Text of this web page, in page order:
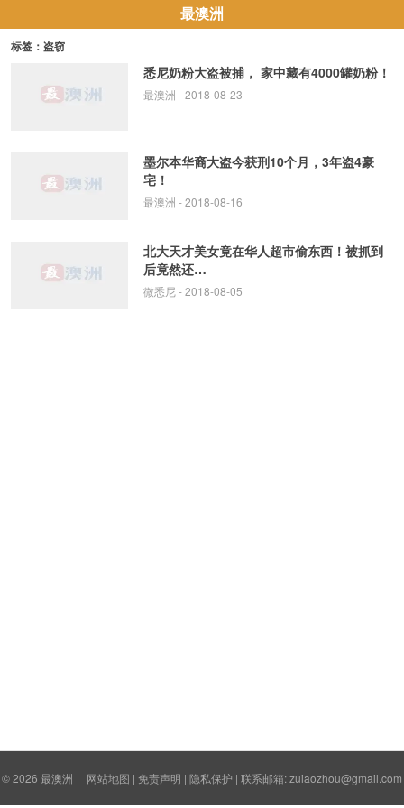
最澳洲
标签：盗窃
悉尼奶粉大盗被捕， 家中藏有4000罐奶粉！
最澳洲 - 2018-08-23
墨尔本华裔大盗今获刑10个月，3年盗4豪
宅！
最澳洲 - 2018-08-16
北大天才美女竟在华人超市偷东西！被抓到
后竟然还…
微悉尼- 2018-08-05
© 2026 最澳洲 网站地图 | 免责声明 | 隐私保护 | 联系邮箱: zuiaozhou@gmail.com